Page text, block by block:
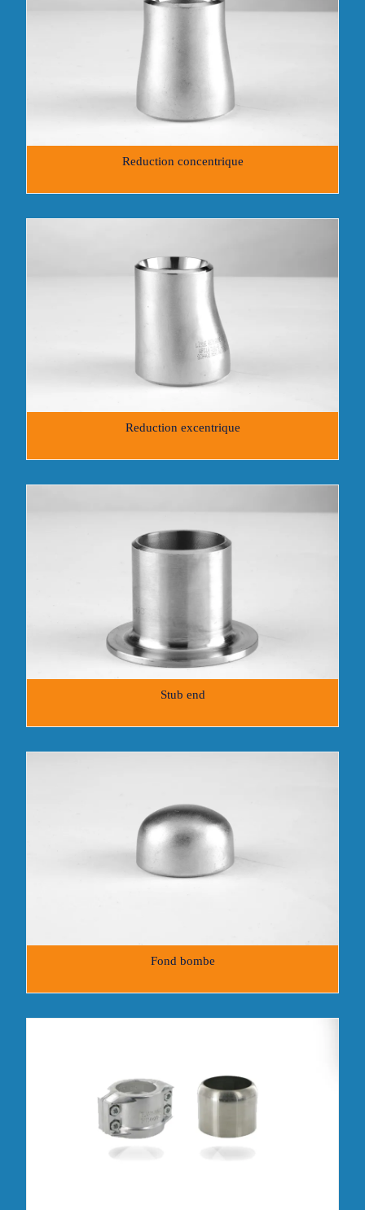
Reduction concentrique
Reduction excentrique
Stub end
Fond bombe